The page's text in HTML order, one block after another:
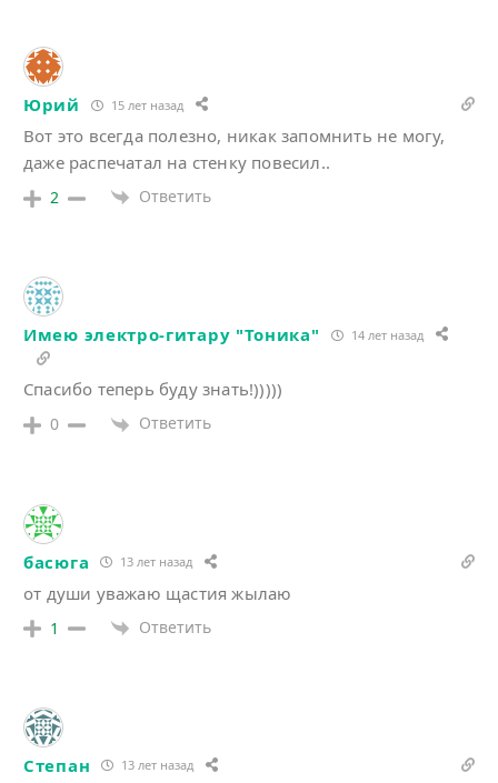
Юрий 15 лет назад
Вот это всегда полезно, никак запомнить не могу,
даже распечатал на стенку повесил..
2 Ответить
Имею электро-гитару "Тоника" 14 лет назад
Спасибо теперь буду знать!)))))
0 Ответить
басюга 13 лет назад
от души уважаю щастия жылаю
1 Ответить
Степан 13 лет назад